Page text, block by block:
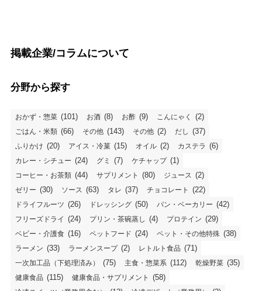
掲載企業/コラムについて
分野から探す
おかず・惣菜 (101) お酒 (8) お酢 (9) こんにゃく (2)
ごはん・米類 (66) その他 (143) その他 (2) だし (37)
ふりかけ (20) アイス・冷菓 (15) オイル (2) カステラ (6)
カレー・シチュー (24) グミ (7) ケチャップ (1)
コーヒー・お茶類 (44) サプリメント (80) ジュース (2)
ゼリー (30) ソース (63) タレ (37) チョコレート (22)
ドライフルーツ (26) ドレッシング (50) パン・ベーカリー (42)
フリーズドライ (24) プリン・茶碗蒸し (4) プロテイン (29)
ベビー・介護食 (16) ペットフード (24) ペット・その他特殊 (38)
ラーメン (33) ラーメンスープ (2) レトルト食品 (71)
一次加工品（下処理済み） (75) 主食・惣菜系 (112) 乾燥野菜 (35)
健康食品 (115) 健康食品・サプリメント (58)